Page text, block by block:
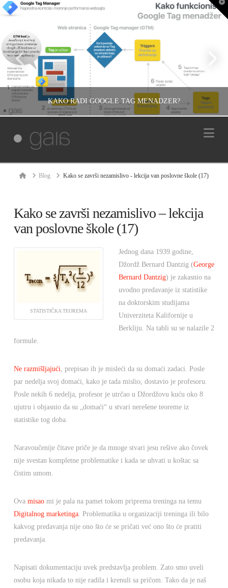
KAKO RADI GOOGLE TAG MENADŽER?
GOOGLE, INFORMACIJE, TAG MENADŽER
HomeBlog Kako se završi nezamislivo - lekcija van poslovne škole (17)
Kako se završi nezamislivo – lekcija
van poslovne škole (17)
STATISTIČKA TEOREMA
Jednog dana 1939.godine,
Džordž Bernard Dantzig (George
Bernard Dantzig) je zakasnio na
uvodno predavanje iz statistike
na doktorskim studijama
Univerziteta Kalifornije u
Berkliju. Na tabli su se nalazile 2
formule.
Ne razmišljajući , prepisao ih je misleći da su domaći zadaci. Posle
par nedelja svoj domaći, kako je tada mislio, dostavio je profesoru.
Posle nekih 6 nedelja, profesor je utrčao u Džordžovu kuću oko 8
ujutru i objasnio da su „domaći“ u stvari nerešene teoreme iz
statistike tog doba.
Naravoučenije čitave priče je da mnoge stvari jesu rešive ako čovek
nije svestan kompletne problematike i kada se uhvati u koštac sa
čistim umom.
Ova misaomi je pala na pamet tokom priprema treninga na temu
Digitalnog marketinga. Problematika u organizaciji treninga ili bilo
kakvog predavanja nije ono što će se pričati već ono što će pratiti
predavanja.
Napisati dokumentaciju uvek predstavlja problem. Zato smo uveli
osobu koja nikada to nije radila i krenuli sa pričom. Tako da je naš